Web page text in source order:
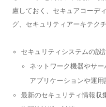
慮しておく、セキュアコーデ
グ、セキュリティアーキテク
セキュリティシステムの設
ネットワーク機器やサー
アプリケーションや運
最新のセキュリティ情報収